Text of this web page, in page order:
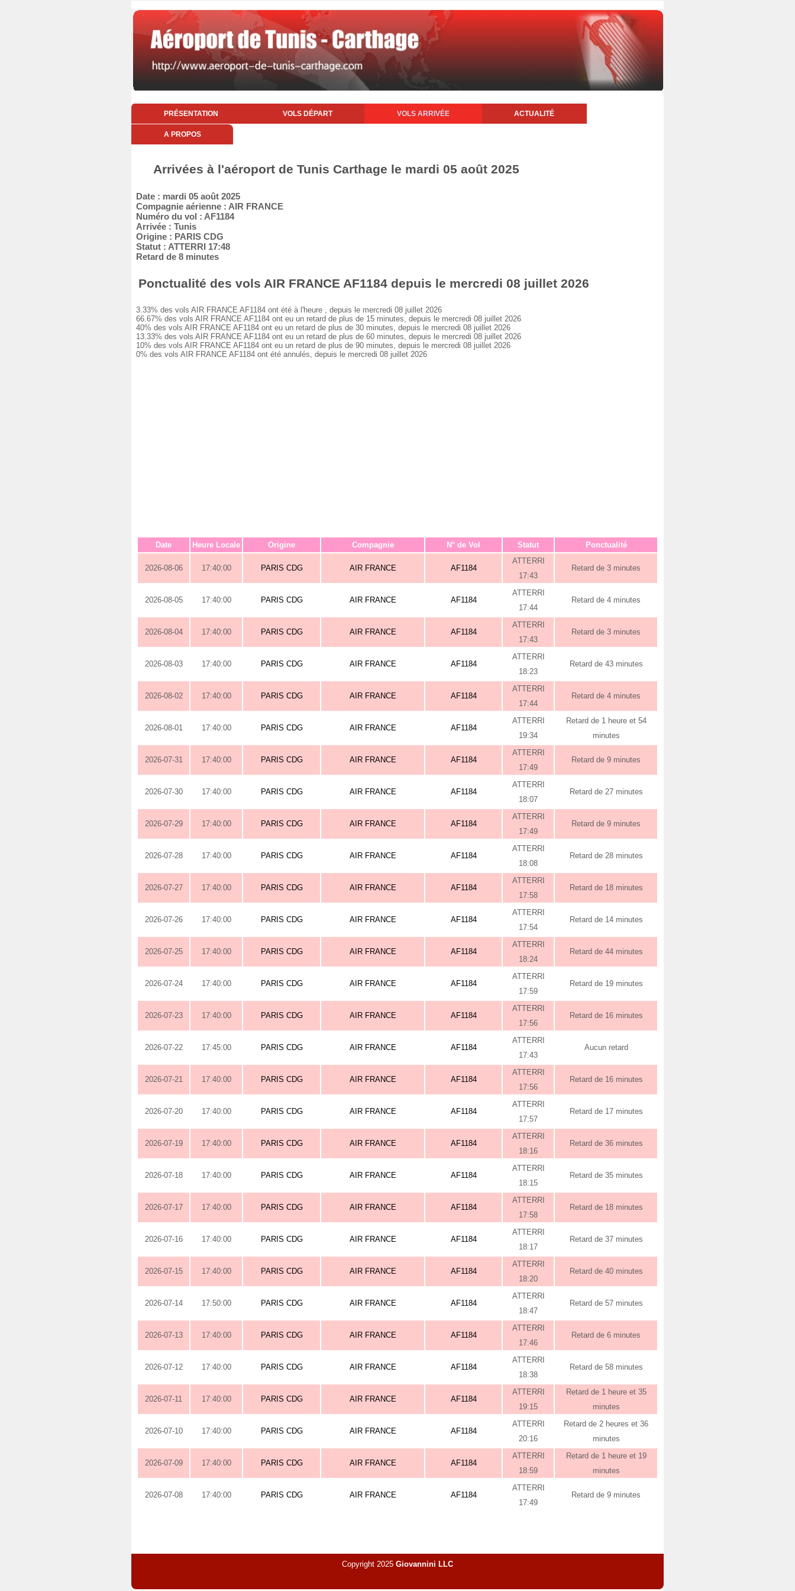
PRÉSENTATION VOLS DÉPART VOLS ARRIVÉE ACTUALITÉ
A PROPOS
Arrivées à l'aéroport de Tunis Carthage le mardi 05 août 2025
Date : mardi 05 août 2025
Compagnie aérienne : AIR FRANCE
Numéro du vol : AF1184
Arrivée : Tunis
Origine : PARIS CDG
Statut : ATTERRI 17:48
Retard de 8 minutes
Ponctualité des vols AIR FRANCE AF1184 depuis le mercredi 08 juillet 2026
3.33% des vols AIR FRANCE AF1184 ont été à l'heure , depuis le mercredi 08 juillet 2026
66.67% des vols AIR FRANCE AF1184 ont eu un retard de plus de 15 minutes, depuis le mercredi 08 juillet 2026
40% des vols AIR FRANCE AF1184 ont eu un retard de plus de 30 minutes, depuis le mercredi 08 juillet 2026
13.33% des vols AIR FRANCE AF1184 ont eu un retard de plus de 60 minutes, depuis le mercredi 08 juillet 2026
10% des vols AIR FRANCE AF1184 ont eu un retard de plus de 90 minutes, depuis le mercredi 08 juillet 2026
0% des vols AIR FRANCE AF1184 ont été annulés, depuis le mercredi 08 juillet 2026
Date Heure Locale Origine Compagnie N° de Vol Statut Ponctualité
2026-08-06 17:40:00 PARIS CDG AIR FRANCE AF1184
ATTERRI
17:43
Retard de 3 minutes
2026-08-05 17:40:00 PARIS CDG AIR FRANCE AF1184
ATTERRI
17:44
Retard de 4 minutes
2026-08-04 17:40:00 PARIS CDG AIR FRANCE AF1184
ATTERRI
17:43
Retard de 3 minutes
2026-08-03 17:40:00 PARIS CDG AIR FRANCE AF1184
ATTERRI
18:23
Retard de 43 minutes
2026-08-02 17:40:00 PARIS CDG AIR FRANCE AF1184
ATTERRI
17:44
Retard de 4 minutes
2026-08-01 17:40:00 PARIS CDG AIR FRANCE AF1184
ATTERRI
19:34
Retard de 1 heure et 54
minutes
2026-07-31 17:40:00 PARIS CDG AIR FRANCE AF1184
ATTERRI
17:49
Retard de 9 minutes
2026-07-30 17:40:00 PARIS CDG AIR FRANCE AF1184
ATTERRI
18:07
Retard de 27 minutes
2026-07-29 17:40:00 PARIS CDG AIR FRANCE AF1184
ATTERRI
17:49
Retard de 9 minutes
2026-07-28 17:40:00 PARIS CDG AIR FRANCE AF1184
ATTERRI
18:08
Retard de 28 minutes
2026-07-27 17:40:00 PARIS CDG AIR FRANCE AF1184
ATTERRI
17:58
Retard de 18 minutes
2026-07-26 17:40:00 PARIS CDG AIR FRANCE AF1184
ATTERRI
17:54
Retard de 14 minutes
2026-07-25 17:40:00 PARIS CDG AIR FRANCE AF1184
ATTERRI
18:24
Retard de 44 minutes
2026-07-24 17:40:00 PARIS CDG AIR FRANCE AF1184
ATTERRI
17:59
Retard de 19 minutes
2026-07-23 17:40:00 PARIS CDG AIR FRANCE AF1184
ATTERRI
17:56
Retard de 16 minutes
2026-07-22 17:45:00 PARIS CDG AIR FRANCE AF1184
ATTERRI
17:43
Aucun retard
2026-07-21 17:40:00 PARIS CDG AIR FRANCE AF1184
ATTERRI
17:56
Retard de 16 minutes
2026-07-20 17:40:00 PARIS CDG AIR FRANCE AF1184
ATTERRI
17:57
Retard de 17 minutes
2026-07-19 17:40:00 PARIS CDG AIR FRANCE AF1184
ATTERRI
18:16
Retard de 36 minutes
2026-07-18 17:40:00 PARIS CDG AIR FRANCE AF1184
ATTERRI
18:15
Retard de 35 minutes
2026-07-17 17:40:00 PARIS CDG AIR FRANCE AF1184
ATTERRI
17:58
Retard de 18 minutes
2026-07-16 17:40:00 PARIS CDG AIR FRANCE AF1184
ATTERRI
18:17
Retard de 37 minutes
2026-07-15 17:40:00 PARIS CDG AIR FRANCE AF1184
ATTERRI
18:20
Retard de 40 minutes
2026-07-14 17:50:00 PARIS CDG AIR FRANCE AF1184
ATTERRI
18:47
Retard de 57 minutes
2026-07-13 17:40:00 PARIS CDG AIR FRANCE AF1184
ATTERRI
17:46
Retard de 6 minutes
2026-07-12 17:40:00 PARIS CDG AIR FRANCE AF1184
ATTERRI
18:38
Retard de 58 minutes
2026-07-11 17:40:00 PARIS CDG AIR FRANCE AF1184
ATTERRI
19:15
Retard de 1 heure et 35
minutes
2026-07-10 17:40:00 PARIS CDG AIR FRANCE AF1184
ATTERRI
20:16
Retard de 2 heures et 36
minutes
2026-07-09 17:40:00 PARIS CDG AIR FRANCE AF1184
ATTERRI
18:59
Retard de 1 heure et 19
minutes
2026-07-08 17:40:00 PARIS CDG AIR FRANCE AF1184
ATTERRI
17:49
Retard de 9 minutes
Copyright 2025 Giovannini LLC